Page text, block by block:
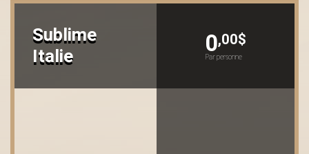
Sublime
Italie
0,00$
Par personne